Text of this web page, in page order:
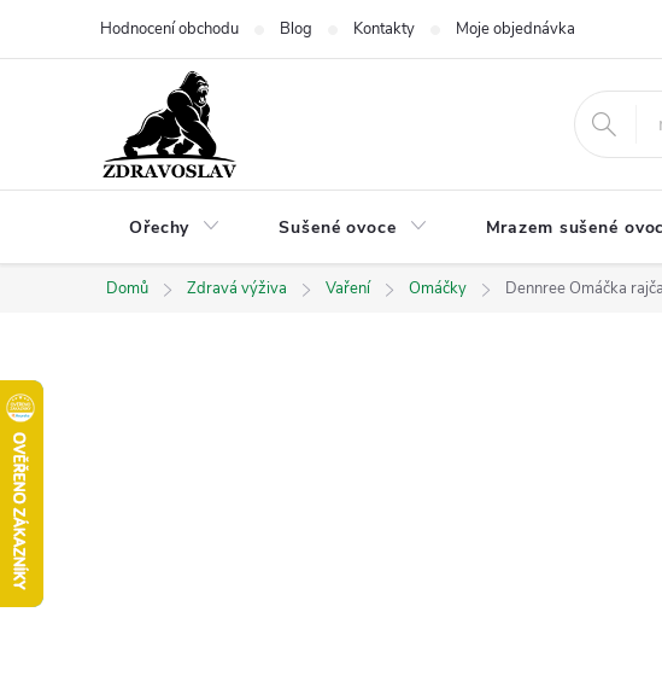
Hodnocení obchodu Blog Kontakty Moje objednávka
Ořechy Sušené ovoce Mrazem sušené
Domů Zdravá výživa Vaření Omáčky Dennree Omáčka